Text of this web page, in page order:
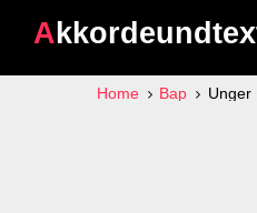
Home Bap Unger